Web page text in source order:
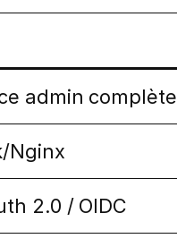
admin complète
Nginx
2.0 / OIDC